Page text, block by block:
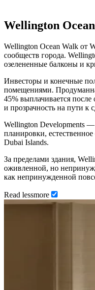
Wellington
Wellington Ocean Walk от
сообществ города.
озелененные балконы и
Инвесторы и конечные
помещениями.
45% выплачивается
и прозрачность на пути к
Wellington Developments
планировки,
Dubai Islands.
За пределами здания,
оживленной, но
как непринужденной
Read lessmore